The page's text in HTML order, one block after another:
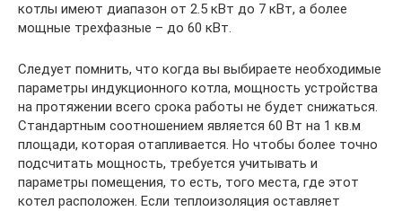
котлы имеют диапазон от 2.5 кВт до 7 кВт, а более
мощные трехфазные – до 60 кВт.
Следует помнить, что когда вы выбираете необходимые
параметры индукционного котла, мощность устройства
на протяжении всего срока работы не будет снижаться.
Стандартным соотношением является 60 Вт на 1 кв.м
площади, которая отапливается. Но чтобы более точно
подсчитать мощность, требуется учитывать и
параметры помещения, то есть, того места, где этот
котел расположен. Если теплоизоляция оставляет